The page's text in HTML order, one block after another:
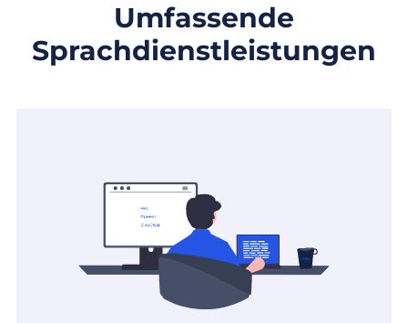
Umfassende
Sprachdienstleistungen